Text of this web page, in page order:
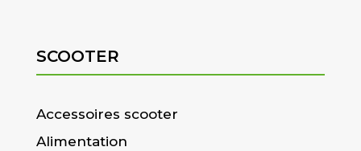
SCOOTER
Accessoires scooter
Alimentation